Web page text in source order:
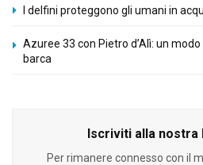
I delfini proteggono gli umani in
Azuree 33 con Pietro d’Alì: un
barca
Iscriviti alla nostra
Per rimanere connesso con il